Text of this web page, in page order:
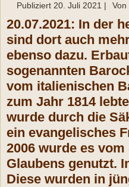
Publiziert 20. Juli 2021 | Von
20.07.2021: In der
sind dort auch
ebenso dazu.
sogenannten
vom italienischen
zum Jahr 1814
wurde durch die
ein evangelisches
2006 wurde es
Glaubens genutzt.
Diese wurden in